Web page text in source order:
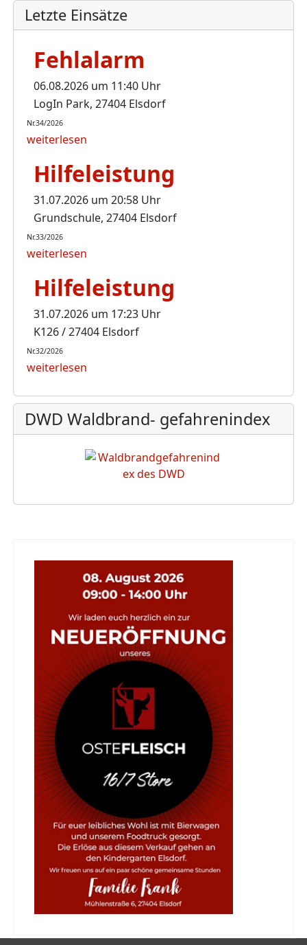
Letzte Einsätze
Fehlalarm
06.08.2026 um 11:40 Uhr
LogIn Park, 27404 Elsdorf
Nr.34/2026
weiterlesen
Hilfeleistung
31.07.2026 um 20:58 Uhr
Grundschule, 27404 Elsdorf
Nr.33/2026
weiterlesen
Hilfeleistung
31.07.2026 um 17:23 Uhr
K126 / 27404 Elsdorf
Nr.32/2026
weiterlesen
DWD Waldbrand- gefahrenindex